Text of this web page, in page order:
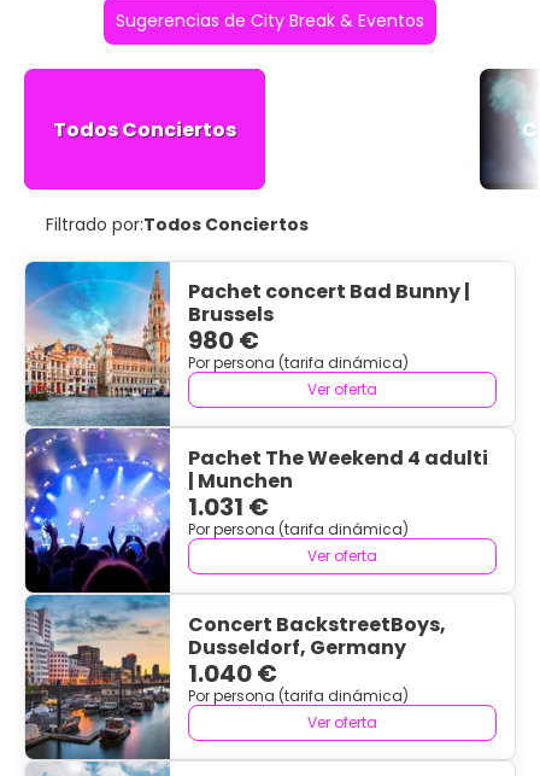
Sugerencias de City Break & Eventos
Todos Conciertos
Filtrado por:Todos Conciertos
Pachet concert Bad Bunny |
Brussels
980 €
Por persona (tarifa dinámica)
Ver oferta
Pachet The Weekend 4 adulti
| Munchen
1.031 €
Por persona (tarifa dinámica)
Ver oferta
Concert BackstreetBoys,
Dusseldorf, Germany
1.040 €
Por persona (tarifa dinámica)
Ver oferta